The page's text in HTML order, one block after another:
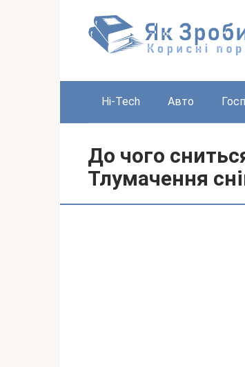
Hi-Tech Авто
До чого
Тлумачення